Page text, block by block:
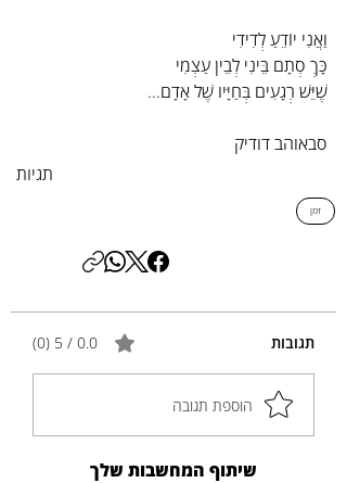
וַאֲנִי יוֹדֵעַ לְדִידִי
כָּךְ סְתָם בֵּינִי לְבֵין עַצְמִי
שֶׁיֵּשׁ רְגָעִים בְּחַיָּיו שֶׁל אָדָם...
סבאוהב דודיק
תגיות
זמן
תגובות 0.0 / 5 ‏(0)
הוספת תגובה
שיתוף המחשבות שלך